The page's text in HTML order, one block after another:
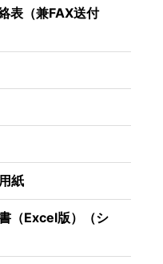
表（兼FAX送付
紙
（Excel版）（シ